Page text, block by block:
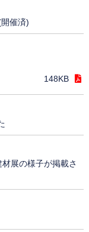
催済)
148KB
展の様子が掲載さ